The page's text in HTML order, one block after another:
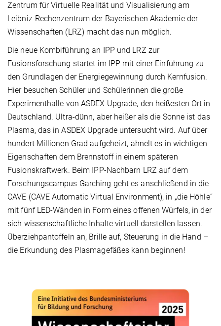
Zentrum für Virtuelle Realität und Visualisierung am
Leibniz-Rechenzentrum der Bayerischen Akademie der
Wissenschaften (LRZ) macht das nun möglich.
Die neue Kombiführung an IPP und LRZ zur
Fusionsforschung startet im IPP mit einer Einführung zu
den Grundlagen der Energiegewinnung durch Kernfusion.
Hier besuchen Schüler und Schülerinnen die große
Experimenthalle von ASDEX Upgrade, den heißesten Ort in
Deutschland. Ultra-dünn, aber heißer als die Sonne ist das
Plasma, das in ASDEX Upgrade untersucht wird. Auf über
hundert Millionen Grad aufgeheizt, ähnelt es in wichtigen
Eigenschaften dem Brennstoff in einem späteren
Fusionskraftwerk. Beim IPP-Nachbarn LRZ auf dem
Forschungscampus Garching geht es anschließend in die
CAVE (CAVE Automatic Virtual Environment), in „die Höhle“
mit fünf LED-Wänden in Form eines offenen Würfels, in der
sich wissenschaftliche Inhalte virtuell darstellen lassen.
Überziehpantoffeln an, Brille auf, Steuerung in die Hand –
die Erkundung des Plasmagefäßes kann beginnen!